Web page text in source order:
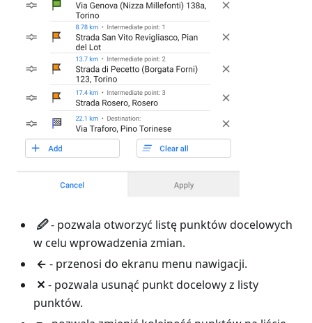
🖉- pozwala otworzyć listę punktów docelowych
w celu wprowadzenia zmian.
← - przenosi do ekranu menu nawigacji.
✕ - pozwala usunąć punkt docelowy z listy
punktów.